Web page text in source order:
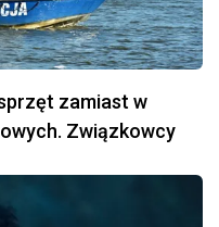
zamiast w
Związkowcy